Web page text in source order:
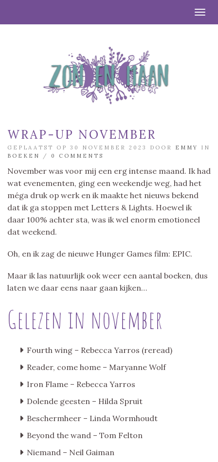
WRAP-UP NOVEMBER
GEPLAATST OP 30 NOVEMBER 2023 DOOR EMMY
IN
BOEKEN
/ 0 COMMENTS
November was voor mij een erg intense maand. Ik had
wat evenementen, ging een weekendje weg, had het
méga druk op werk en ik maakte het nieuws bekend
dat ik ga stoppen met Letters & Lights. Hoewel ik
daar 100% achter sta, was ik wel enorm emotioneel
dat weekend.
Oh, en ik zag de nieuwe Hunger Games film: EPIC.
Maar ik las natuurlijk ook weer een aantal boeken, dus
laten we daar eens naar gaan kijken…
Gelezen in november
Fourth wing – Rebecca Yarros (reread)
Reader, come home – Maryanne Wolf
Iron Flame – Rebecca Yarros
Dolende geesten – Hilda Spruit
Beschermheer – Linda Wormhoudt
Beyond the wand – Tom Felton
Niemand – Neil Gaiman